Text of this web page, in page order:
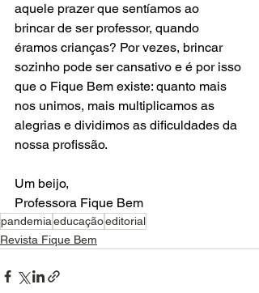
aquele prazer que sentíamos ao
brincar de ser professor, quando
éramos crianças? Por vezes, brincar
sozinho pode ser cansativo e é por isso
que o Fique Bem existe: quanto mais
nos unimos, mais multiplicamos as
alegrias e dividimos as dificuldades da
nossa profissão.
Um beijo,
Professora Fique Bem
pandemiaeducaçãoeditorial
Revista Fique Bem